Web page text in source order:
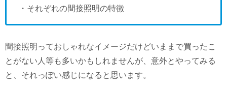
・それぞれの間接照明の特徴
間接照明っておしゃれなイメージだけどいままで買ったこ
とがない人等も多いかもしれませんが、意外とやってみる
と、それっぽい感じになると思います。